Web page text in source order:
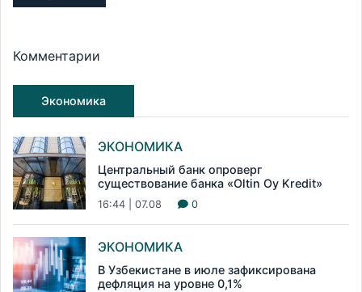
Комментарии
Экономика
ЭКОНОМИКА
Центральный банк опроверг
существование банка «Oltin Oy Kredit»
16:44 | 07.08 0
ЭКОНОМИКА
В Узбекистане в июле зафиксирована
дефляция на уровне 0,1%